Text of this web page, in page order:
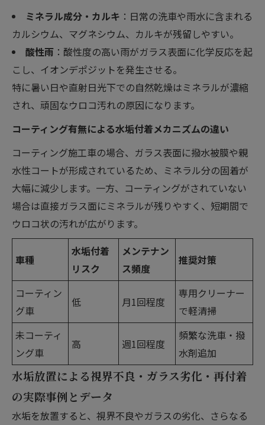
ミネラル成分・カルキ ：日常の洗車や雨水に含まれる
カルシウム、マグネシウム、カルキが残留しやすい。
酸性雨：酸性度の高い雨がガラス表面に化学反応を起
こし、イオンデポジットを発生させる。
特に暑い日や直射日光下での自然乾燥はミネラルが濃縮
され、頑固なウロコ汚れの原因になります。
コーティング有無による水垢付着メカニズムの違い
コーティング施工車の場合、ガラス表面に撥水被膜や親
水性コートが形成されているため、ミネラル分の固着が
大幅に減少します。一方、コーティングがされていない
場合は直接ガラス面にミネラルが残りやすく、短期間で
ウロコ状の汚れが広がります。
車種
水垢付着
リスク
メンテナン
ス頻度
推奨対策
コーティン
グ車
低 月1回程度
専用クリーナー
で軽清掃
未コーティ
ング車
高 週1回程度
頻繁な洗車・撥
水剤追加
水垢放置による視界不良・ガラス劣化・再付着
の実際事例とデータ
水垢を放置すると、視界不良やガラスの劣化、さらなる